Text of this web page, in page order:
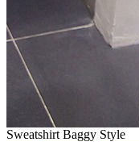
Sweatshirt Baggy Style